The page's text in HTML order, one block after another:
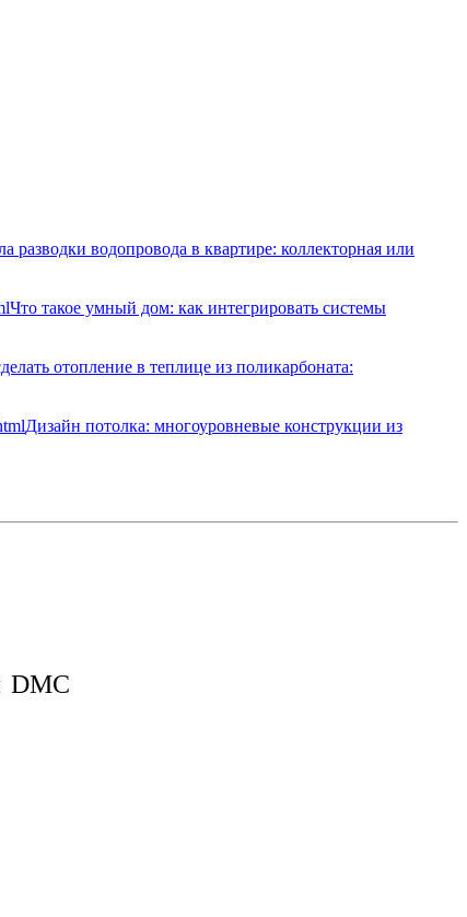
разводки водопровода в квартире: коллекторная или
Что такое умный дом: как интегрировать системы
отопление в теплице из поликарбоната:
Дизайн потолка: многоуровневые конструкции из
DMC